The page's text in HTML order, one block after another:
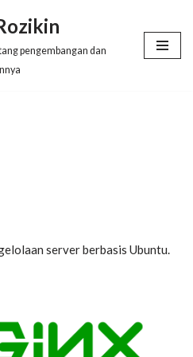
pengembangan dan
server berbasis Ubuntu.